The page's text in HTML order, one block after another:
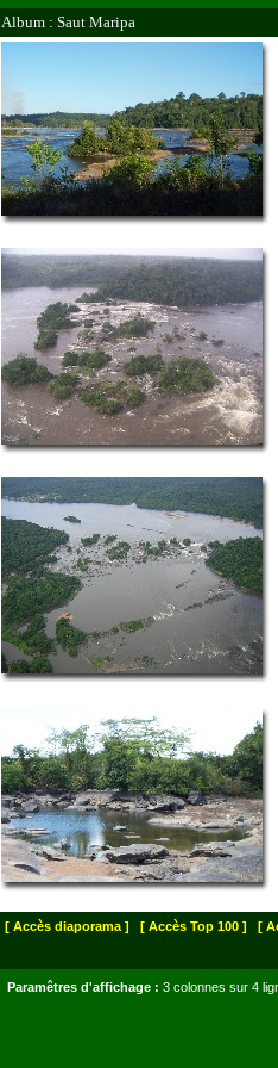
Album : Saut Maripa
[ Accès diaporama ] [ Accès Top 100 ] [
Paramêtres d'affichage : 3 colonnes sur 4